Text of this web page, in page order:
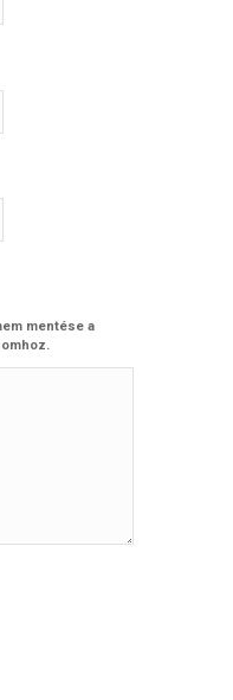
mentése a